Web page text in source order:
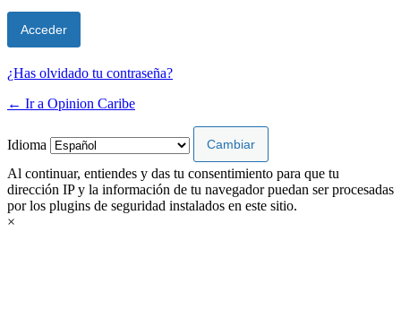
¿Has olvidado tu contraseña?
← Ir a Opinion Caribe
Idioma
Al continuar, entiendes y das tu consentimiento para que tu
dirección IP y la información de tu navegador puedan ser procesadas
por los plugins de seguridad instalados en este sitio.
×